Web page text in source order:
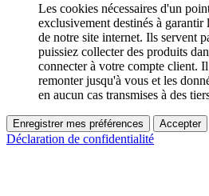
Les cookies nécessaires d'un
exclusivement destinés à garantir
de notre site internet. Ils servent
puissiez collecter des produits
connecter à votre compte client.
remonter jusqu'à vous et les
en aucun cas transmises à des
Enregistrer mes préférences Accepter
Déclaration de confidentialité